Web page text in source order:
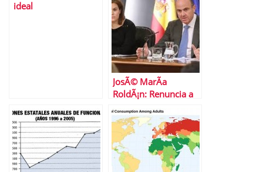
ideal
JosÃ© MarÃ­a
RoldÃ¡n: Renuncia a
la presidencia de AEB